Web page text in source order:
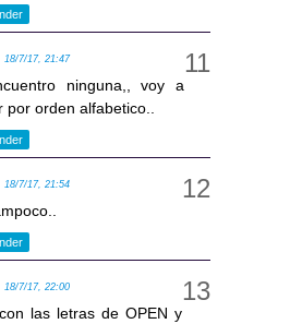
18/7/17, 21:47
ninguna,, voy a
por orden alfabetico..
18/7/17, 21:54
18/7/17, 22:00
las letras de OPEN y